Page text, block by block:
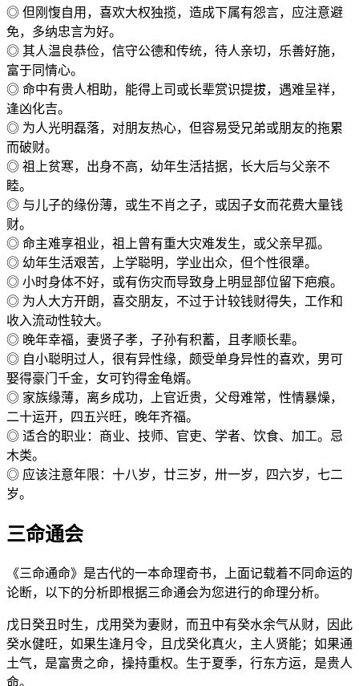
◎ 但刚愎自用，喜欢大权独揽，造成下属有怨言，应注意避
免，多纳忠言为好。
◎ 其人温良恭俭，信守公德和传统，待人亲切，乐善好施，
富于同情心。
◎ 命中有贵人相助，能得上司或长辈赏识提拔，遇难呈祥，
逢凶化吉。
◎ 为人光明磊落，对朋友热心，但容易受兄弟或朋友的拖累
而破财。
◎ 祖上贫寒，出身不高，幼年生活拮据，长大后与父亲不
睦。
◎ 与儿子的缘份薄，或生不肖之子，或因子女而花费大量钱
财。
◎ 命主难享祖业，祖上曾有重大灾难发生，或父亲早孤。
◎ 幼年生活艰苦，上学聪明，学业出众，但个性很犟。
◎ 小时身体不好，或有伤灾而导致身上明显部位留下疤痕。
◎ 为人大方开朗，喜交朋友，不过于计较钱财得失，工作和
收入流动性较大。
◎ 晚年幸福，妻贤子孝，子孙有积蓄，且孝顺长辈。
◎ 自小聪明过人，很有异性缘，颇受单身异性的喜欢，男可
娶得豪门千金，女可钓得金龟婿。
◎ 家族缘薄，离乡成功，上官近贵，父母难常，性情暴燥，
二十运开，四五兴旺，晚年齐福。
◎ 适合的职业：商业、技师、官吏、学者、饮食、加工。忌
木类。
◎ 应该注意年限：十八岁，廿三岁，卅一岁，四六岁，七二
岁。
三命通会
《三命通命》是古代的一本命理奇书，上面记载着不同命运的
论断，以下的分析即根据三命通会为您进行的命理分析。
戊日癸丑时生，戊用癸为妻财，而丑中有癸水余气从财，因此
癸水健旺，如果生逢月令，且戊癸化真火，主人贤能；如果通
土气，是富贵之命，操持重权。生于夏季，行东方运，是贵人
命。